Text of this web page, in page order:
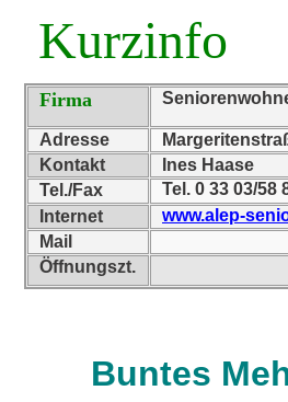
Kurzinfo
Firma
Adresse
Kontakt
Ines Haase
Tel./Fax
Tel. 0 33 03/58
Internet
www.alep-
Mail
Öffnungszt.
Buntes